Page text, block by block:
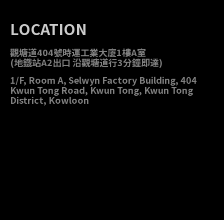
LOCATION
觀塘道404號時運工業大廈1樓A室
(地鐵站A2出口 沿觀塘道行3分鐘即達)
1/F, Room A, Selwyn Factory Building, 404
Kwun Tong Road, Kwun Tong, Kwun Tong
District, Kowloon